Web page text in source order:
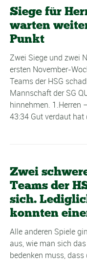
Siege für
warten
Punkt
Zwei Siege und zwei
ersten November-
Teams der HSG
Mannschaft der SG
hinnehmen. 1.Herren
43:34 Gut verdaut hat
Zwei
Teams der
sich.
konnten
Alle anderen Spiele
aus, wie man sich
bedenken muss,